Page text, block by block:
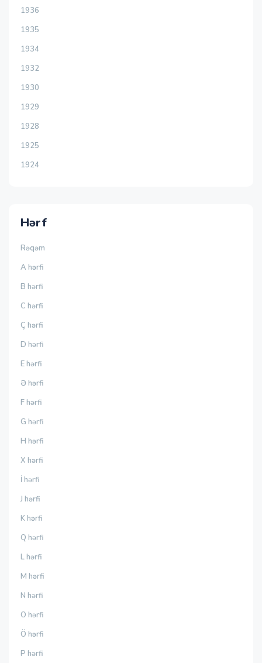
1936
1935
1934
1932
1930
1929
1928
1925
1924
Hərf
Rəqəm
A hərfi
B hərfi
C hərfi
Ç hərfi
D hərfi
E hərfi
Ə hərfi
F hərfi
G hərfi
H hərfi
X hərfi
İ hərfi
J hərfi
K hərfi
Q hərfi
L hərfi
M hərfi
N hərfi
O hərfi
Ö hərfi
P hərfi